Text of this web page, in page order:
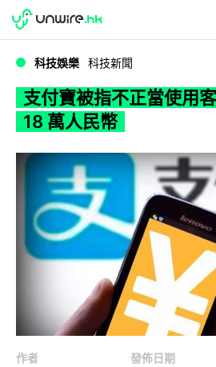
WWDC 2026
科技娛樂 科技新聞
支付寶被指不正當使用
18 萬人民幣
作者
發佈日期